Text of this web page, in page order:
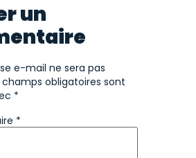
un
e-mail ne sera pas
champs obligatoires sont
*
*